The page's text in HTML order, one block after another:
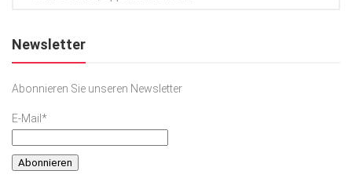
Newsletter
Abonnieren Sie unseren Newsletter
E-Mail*